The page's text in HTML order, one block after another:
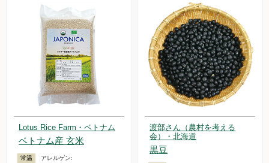
Lotus Rice Farm・ベトナム
ベトナム産 玄米
常温 アレルゲン:
渡部さん（農村を考える
会）・北海道
黒豆